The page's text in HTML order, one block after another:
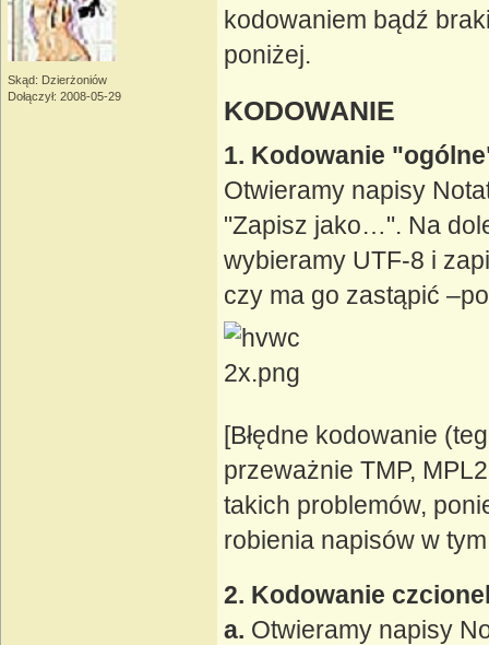
Skąd: Dzierżoniów
Dołączył: 2008-05-29
kodowaniem bądź
poniżej.
KODOWANIE
1. Kodowanie
Otwieramy napisy
"Zapisz jako…". Na
wybieramy UTF-8 i
czy ma go zastąpić
[Błędne kodowanie
przeważnie TMP,
takich problemów,
robienia napisów w
2. Kodowanie
a. Otwieramy napisy